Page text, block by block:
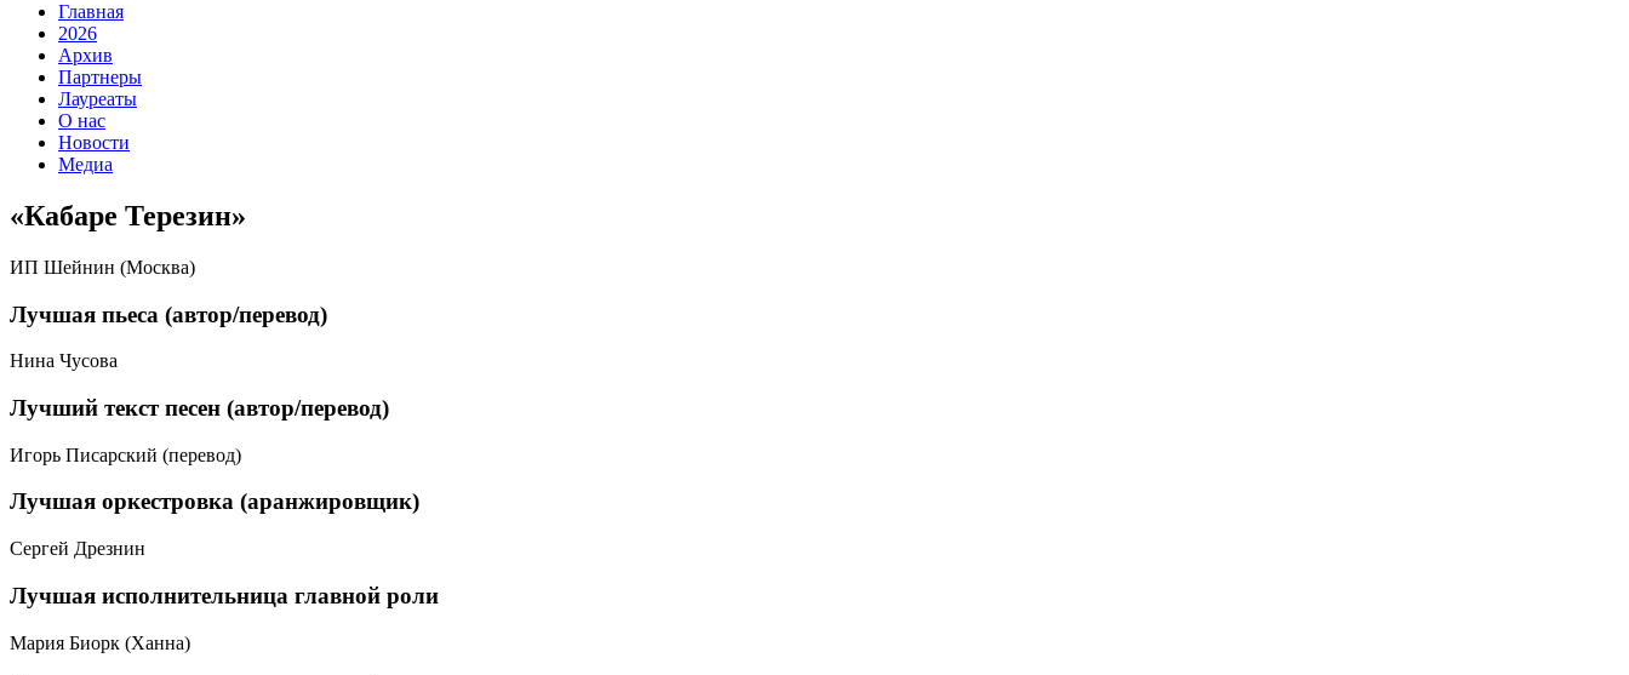
Главная
2026
Архив
Партнеры
Лауреаты
О нас
Новости
Медиа
«Кабаре Терезин»
ИП Шейнин (Москва)
Лучшая пьеса (автор/перевод)
Нина Чусова
Лучший текст песен (автор/перевод)
Игорь Писарский (перевод)
Лучшая оркестровка (аранжировщик)
Сергей Дрезнин
Лучшая исполнительница главной роли
Мария Биорк (Ханна)